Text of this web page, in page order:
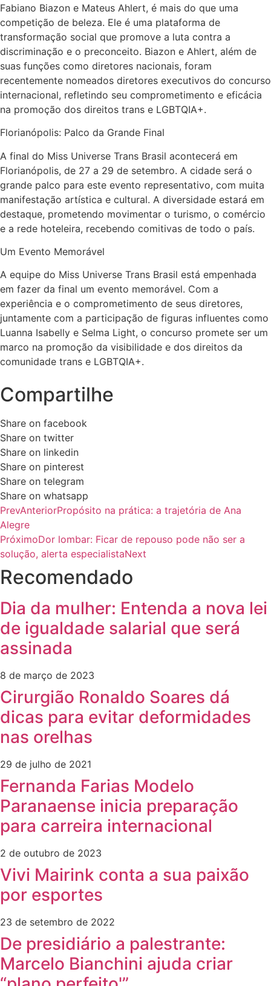
Fabiano Biazon e Mateus Ahlert, é mais do que uma
competição de beleza. Ele é uma plataforma de
transformação social que promove a luta contra a
discriminação e o preconceito. Biazon e Ahlert, além de
suas funções como diretores nacionais, foram
recentemente nomeados diretores executivos do concurso
internacional, refletindo seu comprometimento e eficácia
na promoção dos direitos trans e LGBTQIA+.
Florianópolis: Palco da Grande Final
A final do Miss Universe Trans Brasil acontecerá em
Florianópolis, de 27 a 29 de setembro. A cidade será o
grande palco para este evento representativo, com muita
manifestação artística e cultural. A diversidade estará em
destaque, prometendo movimentar o turismo, o comércio
e a rede hoteleira, recebendo comitivas de todo o país.
Um Evento Memorável
A equipe do Miss Universe Trans Brasil está empenhada
em fazer da final um evento memorável. Com a
experiência e o comprometimento de seus diretores,
juntamente com a participação de figuras influentes como
Luanna Isabelly e Selma Light, o concurso promete ser um
marco na promoção da visibilidade e dos direitos da
comunidade trans e LGBTQIA+.
Compartilhe
Share on facebook
Share on twitter
Share on linkedin
Share on pinterest
Share on telegram
Share on whatsapp
PrevAnteriorPropósito na prática: a trajetória de Ana
Alegre
PróximoDor lombar: Ficar de repouso pode não ser a
solução, alerta especialistaNext
Recomendado
Dia da mulher: Entenda a nova lei
de igualdade salarial que será
assinada
8 de março de 2023
Cirurgião Ronaldo Soares dá
dicas para evitar deformidades
nas orelhas
29 de julho de 2021
Fernanda Farias Modelo
Paranaense inicia preparação
para carreira internacional
2 de outubro de 2023
Vivi Mairink conta a sua paixão
por esportes
23 de setembro de 2022
De presidiário a palestrante:
Marcelo Bianchini ajuda criar